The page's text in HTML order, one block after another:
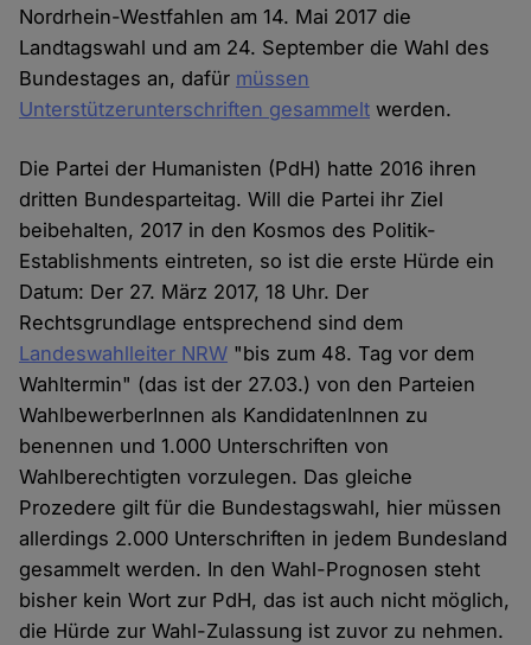
Nordrhein-Westfahlen am 14. Mai 2017 die
Landtagswahl und am 24. September die Wahl des
Bundestages an, dafür müssen
Unterstützerunterschriften gesammelt werden.
Die Partei der Humanisten (PdH) hatte 2016 ihren
dritten Bundesparteitag. Will die Partei ihr Ziel
beibehalten, 2017 in den Kosmos des Politik-
Establishments eintreten, so ist die erste Hürde ein
Datum: Der 27. März 2017, 18 Uhr. Der
Rechtsgrundlage entsprechend sind dem
Landeswahlleiter NRW "bis zum 48. Tag vor dem
Wahltermin" (das ist der 27.03.) von den Parteien
WahlbewerberInnen als KandidatenInnen zu
benennen und 1.000 Unterschriften von
Wahlberechtigten vorzulegen. Das gleiche
Prozedere gilt für die Bundestagswahl, hier müssen
allerdings 2.000 Unterschriften in jedem Bundesland
gesammelt werden. In den Wahl-Prognosen steht
bisher kein Wort zur PdH, das ist auch nicht möglich,
die Hürde zur Wahl-Zulassung ist zuvor zu nehmen.